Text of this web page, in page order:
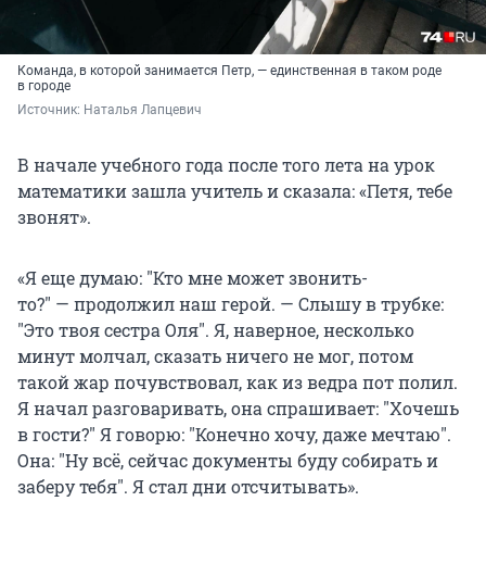
Команда, в которой занимается Петр, — единственная в таком роде
в городе
Источник: Наталья Лапцевич
В начале учебного года после того лета на урок
математики зашла учитель и сказала: «Петя, тебе
звонят».
«Я еще думаю: "Кто мне может звонить-
то?" — продолжил наш герой. — Слышу в трубке:
"Это твоя сестра Оля". Я, наверное, несколько
минут молчал, сказать ничего не мог, потом
такой жар почувствовал, как из ведра пот полил.
Я начал разговаривать, она спрашивает: "Хочешь
в гости?" Я говорю: "Конечно хочу, даже мечтаю".
Она: "Ну всё, сейчас документы буду собирать и
заберу тебя". Я стал дни отсчитывать».